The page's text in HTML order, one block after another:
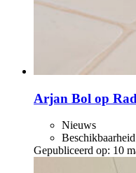
Arjan Bol op
Nieuws
Gepubliceerd op: 10